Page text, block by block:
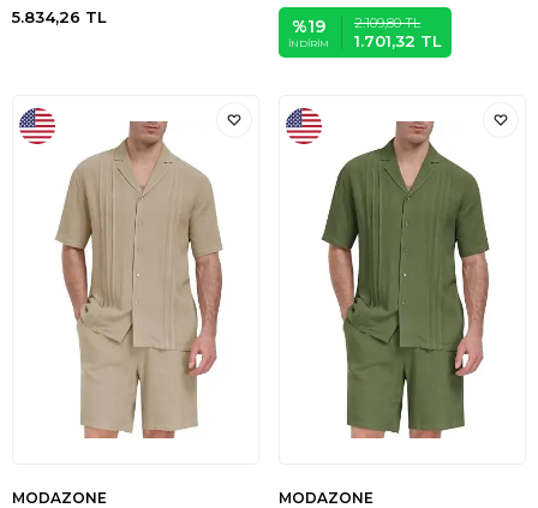
5.834,26 TL %19
İNDIRIM
2.109,80TL
1.701,32 TL
MODAZONE MODAZONE